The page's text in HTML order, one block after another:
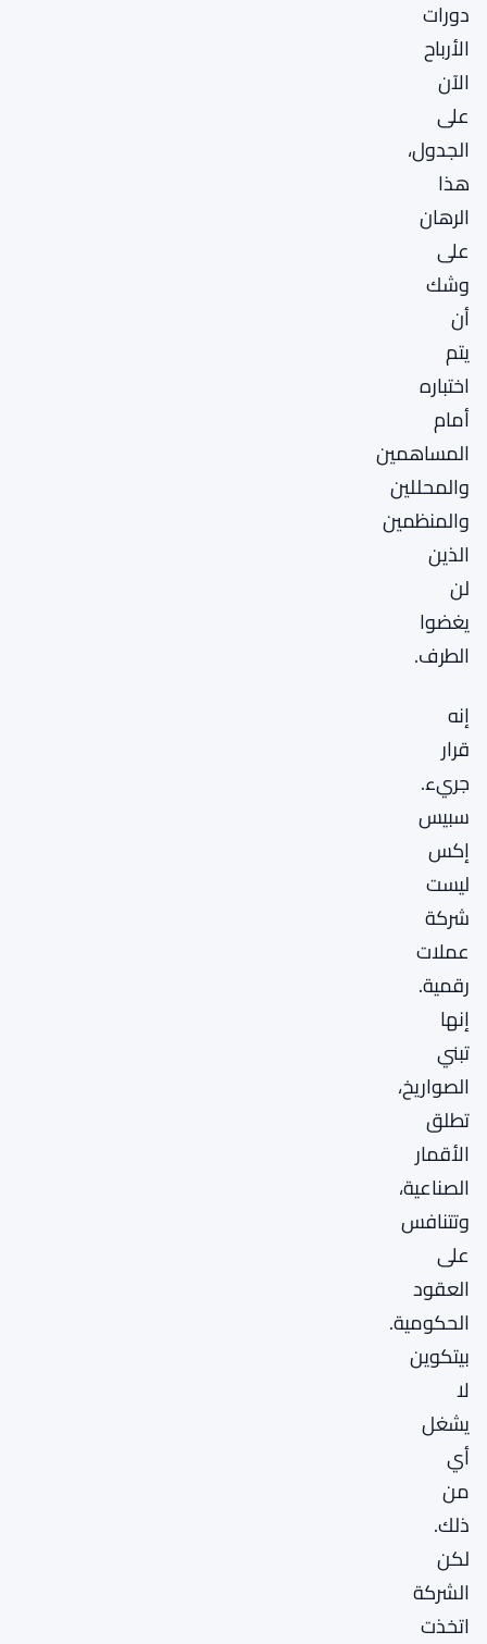
دورات
الأرباح
الآن
على
الجدول،
هذا
الرهان
على
وشك
أن
يتم
اختباره
أمام
المساهمين
والمحللين
والمنظمين
الذين
لن
يغضوا
الطرف.
إنه
قرار
جريء.
سبيس
إكس
ليست
شركة
عملات
رقمية.
إنها
تبني
الصواريخ،
تطلق
الأقمار
الصناعية،
وتتنافس
على
العقود
الحكومية.
بيتكوين
لا
يشغل
أي
من
ذلك.
لكن
الشركة
اتخذت